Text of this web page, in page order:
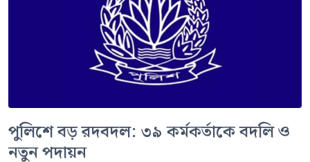
পুলিশে বড় রদবদল: ৩৯ কর্মকর্তাকে বদলি ও
নতুন পদায়ন